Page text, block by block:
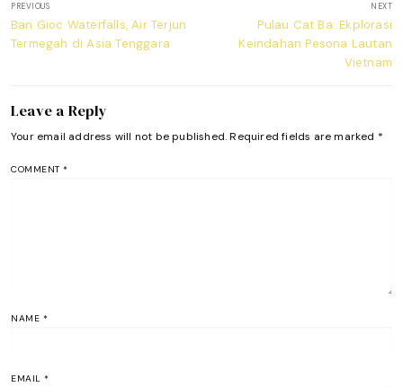
navigation
PREVIOUS
Previous
post:
Ban Gioc Waterfalls, Air Terjun
Termegah di Asia Tenggara
NEXT
Next
post:
Pulau Cat Ba: Ekplorasi
Keindahan Pesona Lautan
Vietnam
Leave a Reply
Your email address will not be published. Required fields are marked *
COMMENT *
NAME *
EMAIL *